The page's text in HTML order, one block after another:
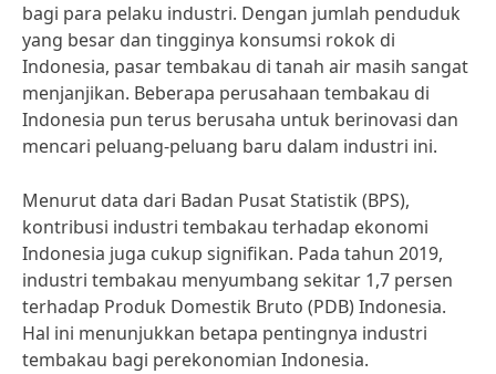
bagi para pelaku industri. Dengan jumlah penduduk
yang besar dan tingginya konsumsi rokok di
Indonesia, pasar tembakau di tanah air masih sangat
menjanjikan. Beberapa perusahaan tembakau di
Indonesia pun terus berusaha untuk berinovasi dan
mencari peluang-peluang baru dalam industri ini.
Menurut data dari Badan Pusat Statistik (BPS),
kontribusi industri tembakau terhadap ekonomi
Indonesia juga cukup signifikan. Pada tahun 2019,
industri tembakau menyumbang sekitar 1,7 persen
terhadap Produk Domestik Bruto (PDB) Indonesia.
Hal ini menunjukkan betapa pentingnya industri
tembakau bagi perekonomian Indonesia.